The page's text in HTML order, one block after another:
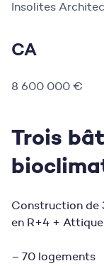
Insolites
CA
8 600 000 €
Trois
Construction de
en R+4 +
– 70 logements